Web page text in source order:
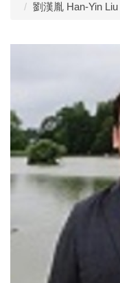
劉漢胤 Han-Yin Liu